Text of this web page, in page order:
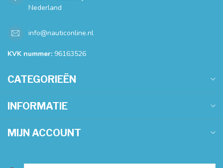
Nederland
info@nauticonline.nl
KVK nummer: 96163526
CATEGORIEËN
INFORMATIE
MIJN ACCOUNT